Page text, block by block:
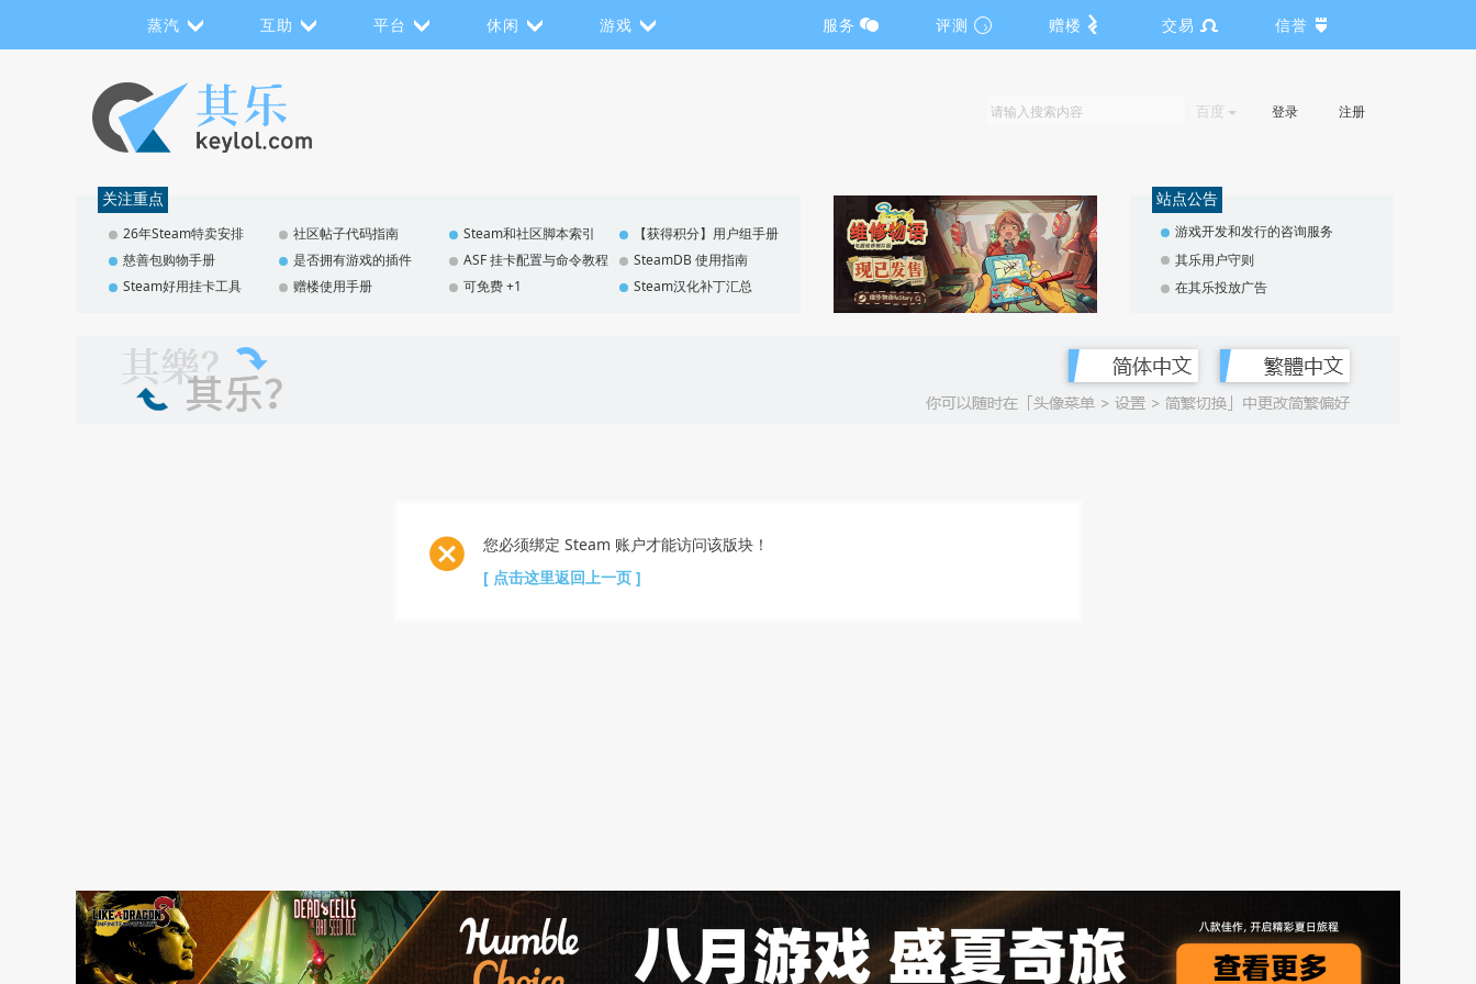
蒸汽 互助 平台 休闲 游戏 服务 评测 赠楼 交易 信誉
百度 登录 注册
关注重点
26年Steam特卖安排 社区帖子代码指南 Steam和社区脚本索引
【获得积分】用户组手册
慈善包购物手册
是否拥有游戏的插件 ASF 挂卡配置与命令教程
SteamDB 使用指南
Steam好用挂卡工具
赠楼使用手册 可免费 +1 Steam汉化补丁汇总
站点公告
游戏开发和发行的咨询服务
其乐用户守则
在其乐投放广告
您必须绑定 Steam 账户才能访问该版块！
[ 点击这里返回上一页 ]